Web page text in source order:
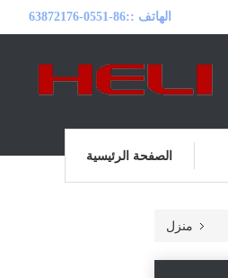
الهاتف ::86-0551-63872176
الصفحة الرئيسية
منزل